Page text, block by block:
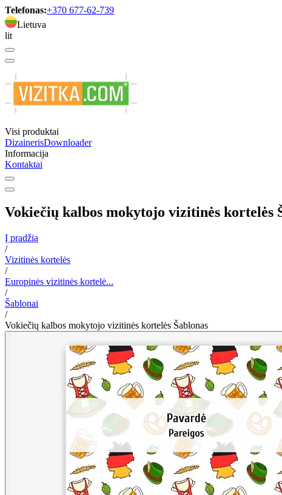
Telefonas:+370 677-62-739
Lietuva
lit
Visi produktai
DizainerisDownloader
Informacija
Kontaktai
Vokiečių kalbos mokytojo vizitinės kortelės
Į pradžią
/
Vizitinės kortelės
/
Europinės vizitinės kortelė...
/
Šablonai
/
Vokiečių kalbos mokytojo vizitinės kortelės Šablonas